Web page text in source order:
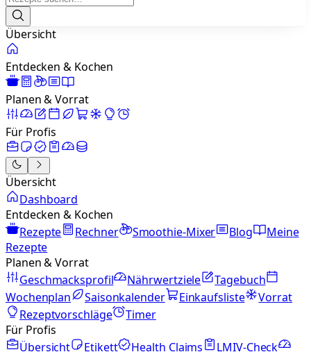
Übersicht
Entdecken & Kochen
Planen & Vorrat
Für Profis
Übersicht
Dashboard
Entdecken & Kochen
Rezepte
Rechner Smoothie-Mixer Blog
Meine
Rezepte
Planen & Vorrat
Geschmacksprofil
Nährwertziele
Tagebuch
Wochenplan
Saisonkalender Einkaufsliste
Vorrat
Rezeptvorschläge
Timer
Für Profis
Übersicht
Etikett Health Claims
LMIV-Check